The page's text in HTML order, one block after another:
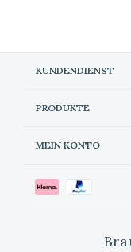
KUNDENDIENST
PRODUKTE
MEIN KONTO